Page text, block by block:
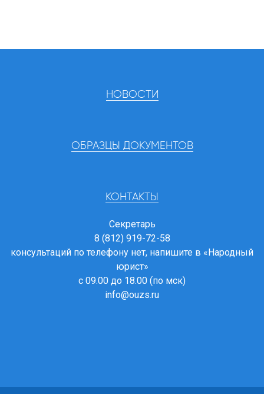
НОВОСТИ
ОБРАЗЦЫ ДОКУМЕНТОВ
КОНТАКТЫ
Секретарь
8 (812) 919-72-58
консультаций по телефону нет, напишите в «Народный
юрист»
с 09.00 до 18.00 (по мск)
info@ouzs.ru